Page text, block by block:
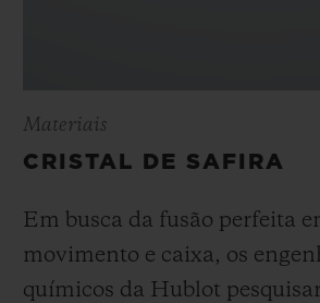
Materiais
CRISTAL DE SAFIRA
Em busca da fusão perfeita
movimento e caixa, os
químicos da Hublot